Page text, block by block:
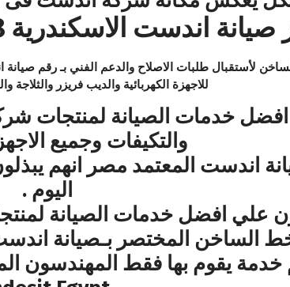
اندست الاسكندرية 19418 – 01000223573
لأستقبال طلبات الاصلاح والدعم الفني بـ رقم
للاجهزة الكهربائية والديب فريزر والثلاجة
خدمات الصيانة لمنتجات
والتكيفات وجميع
اندست المعتمد مصر انهم
اليوم .
علي افضل خدمات الصيانة
خدمة يقوم بها فقط المهندسون